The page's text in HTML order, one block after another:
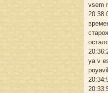
vsem
ya v